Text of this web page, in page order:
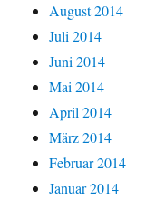
August 2014
Juli 2014
Juni 2014
Mai 2014
April 2014
März 2014
Februar 2014
Januar 2014